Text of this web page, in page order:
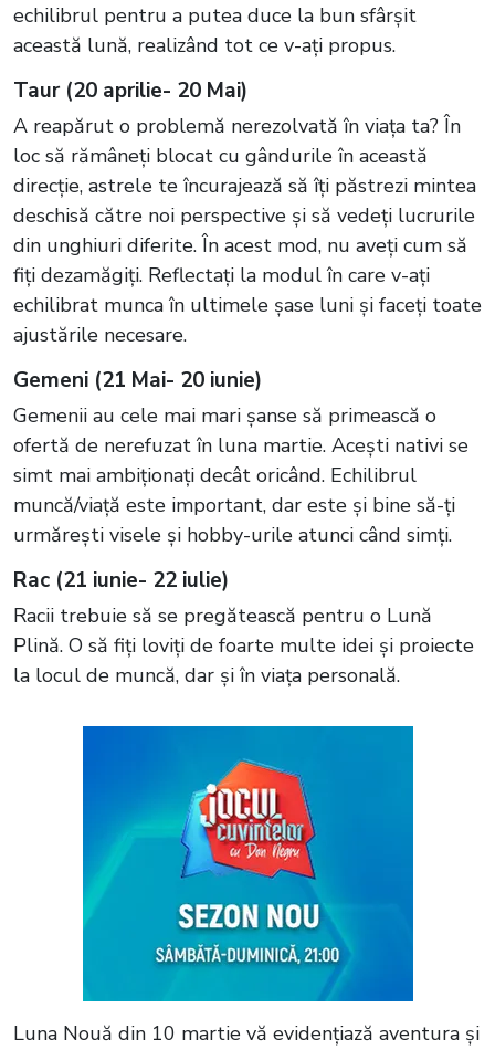
echilibrul pentru a putea duce la bun sfârșit
această lună, realizând tot ce v-ați propus.
Taur (20 aprilie- 20 Mai)
A reapărut o problemă nerezolvată în viața ta? În
loc să rămâneți blocat cu gândurile în această
direcție, astrele te încurajează să îți păstrezi mintea
deschisă către noi perspective și să vedeți lucrurile
din unghiuri diferite. În acest mod, nu aveți cum să
fiți dezamăgiți. Reflectați la modul în care v-ați
echilibrat munca în ultimele șase luni și faceți toate
ajustările necesare.
Gemeni (21 Mai- 20 iunie)
Gemenii au cele mai mari șanse să primească o
ofertă de nerefuzat în luna martie. Acești nativi se
simt mai ambiționați decât oricând. Echilibrul
muncă/viață este important, dar este și bine să-ți
urmărești visele și hobby-urile atunci când simți.
Rac (21 iunie- 22 iulie)
Racii trebuie să se pregătească pentru o Lună
Plină. O să fiți loviți de foarte multe idei și proiecte
la locul de muncă, dar și în viața personală.
Luna Nouă din 10 martie vă evidențiază aventura și